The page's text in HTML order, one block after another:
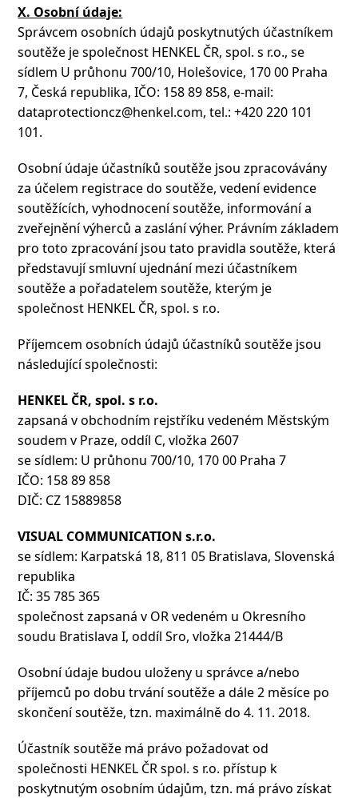
X. Osobní údaje:
Správcem osobních údajů poskytnutých účastníkem
soutěže je společnost HENKEL ČR, spol. s r.o., se
sídlem U průhonu 700/10, Holešovice, 170 00 Praha
7, Česká republika, IČO: 158 89 858, e-mail:
dataprotectioncz@henkel.com, tel.: +420 220 101
101.
Osobní údaje účastníků soutěže jsou zpracovávány
za účelem registrace do soutěže, vedení evidence
soutěžících, vyhodnocení soutěže, informování a
zveřejnění výherců a zaslání výher. Právním základem
pro toto zpracování jsou tato pravidla soutěže, která
představují smluvní ujednání mezi účastníkem
soutěže a pořadatelem soutěže, kterým je
společnost HENKEL ČR, spol. s r.o.
Příjemcem osobních údajů účastníků soutěže jsou
následující společnosti:
HENKEL ČR, spol. s r.o.
zapsaná v obchodním rejstříku vedeném Městským
soudem v Praze, oddíl C, vložka 2607
se sídlem: U průhonu 700/10, 170 00 Praha 7
IČO: 158 89 858
DIČ: CZ 15889858
VISUAL COMMUNICATION s.r.o.
se sídlem: Karpatská 18, 811 05 Bratislava, Slovenská
republika
IČ: 35 785 365
společnost zapsaná v OR vedeném u Okresního
soudu Bratislava I, oddíl Sro, vložka 21444/B
Osobní údaje budou uloženy u správce a/nebo
příjemců po dobu trvání soutěže a dále 2 měsíce po
skončení soutěže, tzn. maximálně do 4. 11. 2018.
Účastník soutěže má právo požadovat od
společnosti HENKEL ČR spol. s r.o. přístup k
poskytnutým osobním údajům, tzn. má právo získat